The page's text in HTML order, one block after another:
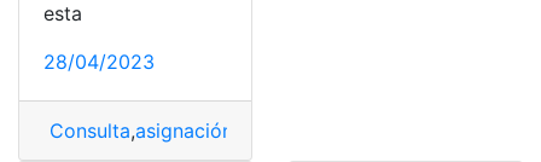
esta
28/04/2023
Consulta,asignación